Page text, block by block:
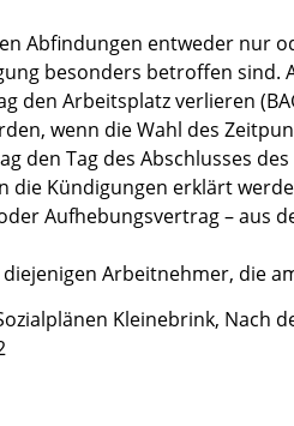
Abfindungen entweder nur
besonders betroffen sind.
den Arbeitsplatz verlieren
wenn die Wahl des
den Tag des Abschlusses
die Kündigungen erklärt
Aufhebungsvertrag – aus
Arbeitnehmer, die
Kleinebrink, Nach